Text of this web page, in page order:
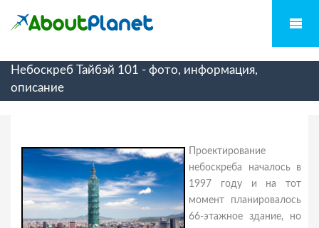
Небоскреб Тайбэй 101 - фото, информация,
описание
Проектирование
небоскреба началось в
1997 году и на тот
момент планировалось
66-этажное здание, но